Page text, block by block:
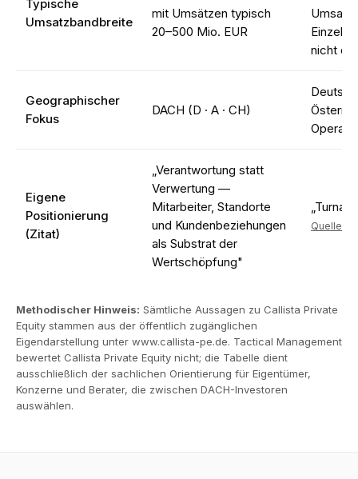
Typische
Umsatzbandbreite
mit Umsätzen typisch
20–500 Mio. EUR
Umsatz;
nicht
Geographischer
Fokus
DACH (D · A · CH)
Eigene
Positionierung
(Zitat)
„Verantwortung statt
Verwertung —
Mitarbeiter, Standorte
und Kunden­beziehungen
als Substrat der
Wertschöpfung"
Quelle ↗
Methodischer Hinweis: Sämtliche Aussagen zu Callista Private
Equity stammen aus der öffentlich zugänglichen
Eigendarstellung unter www.callista-pe.de. Tactical Management
bewertet Callista Private Equity nicht; die Tabelle dient
ausschließlich der sachlichen Orientierung für Eigentümer,
Konzerne und Berater, die zwischen DACH-Investoren
auswählen.